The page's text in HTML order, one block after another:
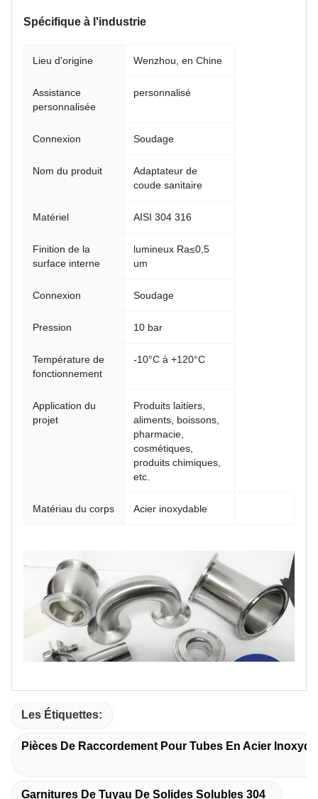
Spécifique à l'industrie
Lieu d'origine Wenzhou, en Chine
Assistance
personnalisée
personnalisé
Connexion Soudage
Nom du produit
Adaptateur de
coude sanitaire
Matériel AISI 304 316
Finition de la
surface interne
lumineux Ra≤0,5
um
Connexion Soudage
Pression 10 bar
Température de
fonctionnement
-10°C à +120°C
Application du
projet
Produits laitiers,
aliments, boissons,
pharmacie,
cosmétiques,
produits chimiques,
etc.
Matériau du corps Acier inoxydable
Les Étiquettes:
Pièces De Raccordement Pour Tubes En Acier
Garnitures De Tuyau De Solides Solubles 304